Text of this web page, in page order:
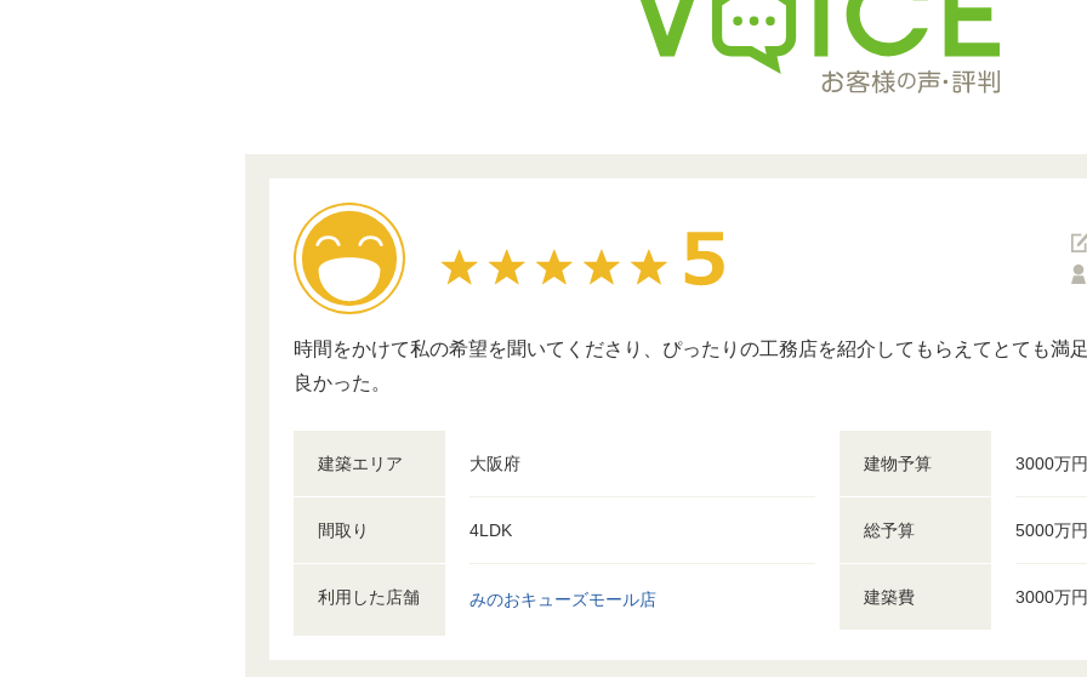
時間をかけて私の希望を聞いてくださり、ぴったりの工務店を紹介してもらえてとても満
良かった。
建築エリア 大阪府
間取り 4LDK
利用した店舗 みのおキューズモール店
建物予算 3000万
総予算 5000万
建築費 3000万